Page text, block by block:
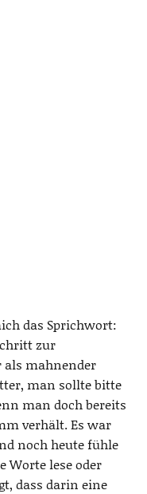
das Sprichwort:
zur
als mahnender
man sollte bitte
man doch bereits
verhält. Es war
noch heute fühle
Worte lese oder
dass darin eine